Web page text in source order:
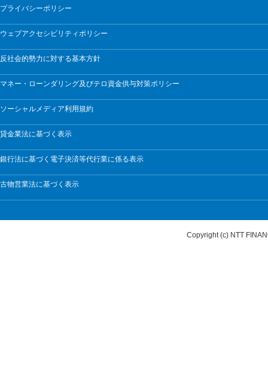
プライバシーポリシー
ウェブアクセシビリティポリシー
反社会的勢力に対する基本方針
マネー・ローンダリング及びテロ資金供与対策ポリシー
ソーシャルメディア利用規約
貸金業法に基づく表示
銀行法に基づく電子決済等代行業に係る表示
古物営業法に基づく表示
Copyright (c) NTT